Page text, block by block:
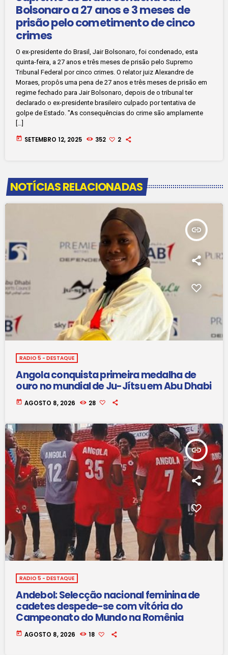
Bolsonaro a 27 anos e 3 meses de
prisão pelo cometimento de cinco
crimes
O ex-presidente do Brasil, Jair Bolsonaro, foi condenado, esta
quinta-feira, a 27 anos e três meses de prisão pelo Supremo
Tribunal Federal por cinco crimes. O relator juiz Alexandre de
Moraes, propôs uma pena de 27 anos e três meses de prisão em
regime fechado para Jair Bolsonaro, depois de o tribunal ter
declarado o ex-presidente brasileiro culpado por tentativa de
golpe de Estado. "As consequências do crime são amplamente
[…]
today SETEMBRO 12, 2025 352 2
NOTÍCIAS RELACIONADAS
insert_link
RADIO 5 - DESTAQUE
Angola conquista primeira medalha de
ouro no mundial de Ju-Jítsu em Abu Dhabi
today AGOSTO 8, 2026 28
insert_link
RADIO 5 - DESTAQUE
Andebol: Selecção nacional feminina de
cadetes despede-se com vitória do
Campeonato do Mundo na Romênia
today AGOSTO 8, 2026 18